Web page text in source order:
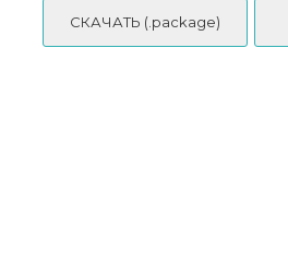
СКАЧАТЬ (.package)